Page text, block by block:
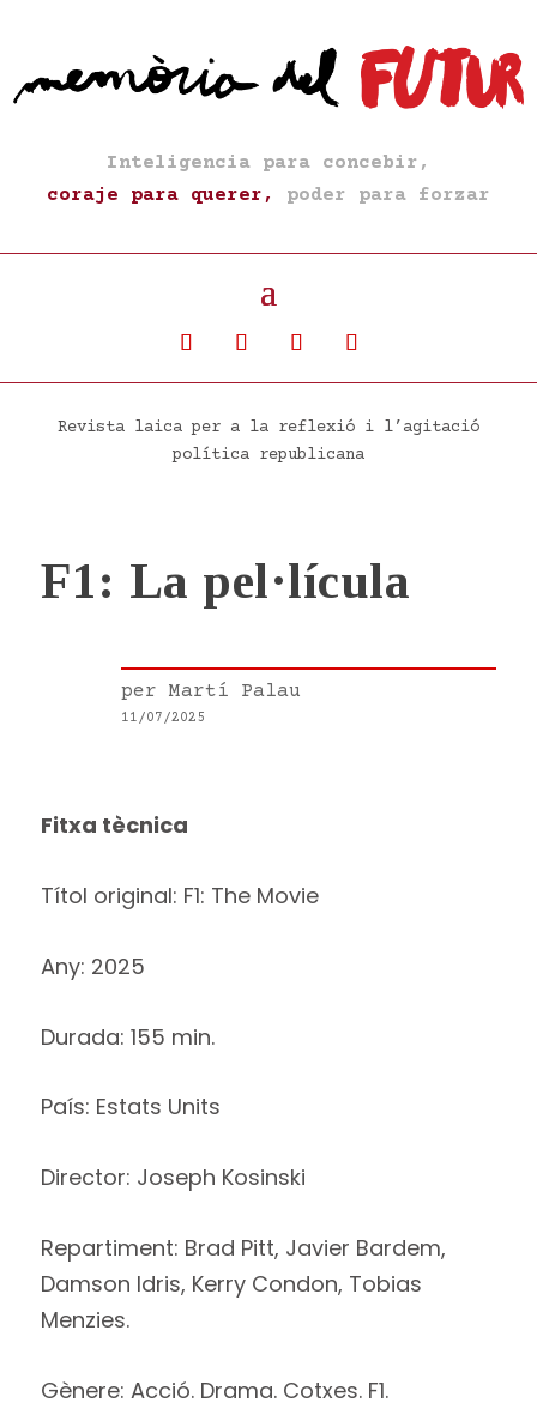
Inteligencia para concebir,
coraje para querer,
poder para forzar
Revista laica per a la reflexió i l’agitació
política republicana
F1: La pel·lícula
per Martí Palau
11/07/2025
Fitxa tècnica
Títol original: F1: The Movie
Any: 2025
Durada: 155 min.
País: Estats Units
Director: Joseph Kosinski
Repartiment: Brad Pitt, Javier Bardem,
Damson Idris, Kerry Condon, Tobias
Menzies.
Gènere: Acció. Drama. Cotxes. F1.